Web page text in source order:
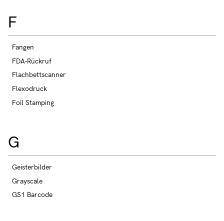
F
Fangen
FDA-Rückruf
Flachbettscanner
Flexodruck
Foil Stamping
G
Geisterbilder
Grayscale
GS1 Barcode